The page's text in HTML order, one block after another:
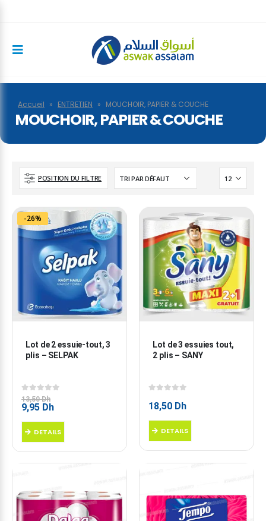
Accueil » ENTRETIEN » MOUCHOIR, PAPIER & COUCHE
MOUCHOIR, PAPIER & COUCHE
POSITION DU FILTRE
-26%
Lot de 2 essuie-tout, 3
plis – SELPAK
0 sur 5
13,50Dh
Le
prix
initial
était :
13,50 Dh.
9,95 DhLe
actuel
est :
9,95 Dh.
DETAILS
Lot de 3 essuies tout,
2 plis – SANY
18,50 Dh
DETAILS